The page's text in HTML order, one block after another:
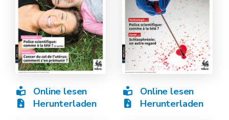
Online lesen
Herunterladen
Online lesen
Herunterladen